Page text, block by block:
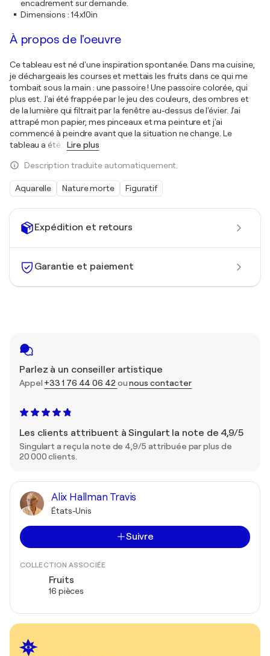
Expédition et retours
Garantie et paiement
Parlez à un conseiller artistique
Appel +33 1 76 44 06 42 ounous contacter
Les clients attribuent à Singulart la note de 4,9/5
Singulart a reçu la note de 4,9/5 attribuée par plus de
20 000 clients.
Alix Hallman Travis
États-Unis
Suivre
COLLECTION ASSOCIÉE
Fruits
16 pièces
encadrement sur demande.
Dimensions : 14x10in
À propos de l'oeuvre
Ce tableau est né d'une inspiration spontanée. Dans ma cuisine,
je déchargeais les courses et mettais les fruits dans ce qui me
tombait sous la main : une passoire ! Une passoire colorée, qui
plus est. J'ai été frappée par le jeu des couleurs, des ombres et
de la lumière qui filtrait par la fenêtre au-dessus de l'évier. J'ai
attrapé mon papier, mes pinceaux et ma peinture et j'ai
commencé à peindre avant que la situation ne change. Le
tableau a été
Lire plus
Description traduite automatiquement.
Aquarelle Nature morte Figuratif